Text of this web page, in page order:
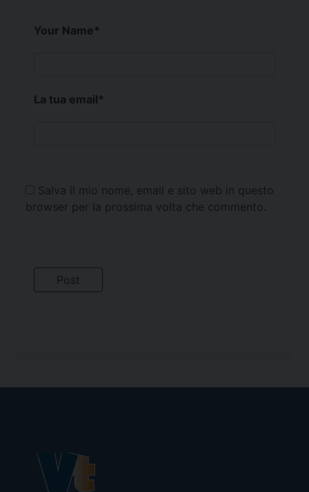
Your Name*
La tua email*
Salva il mio nome, email e sito web in questo
browser per la prossima volta che commento.